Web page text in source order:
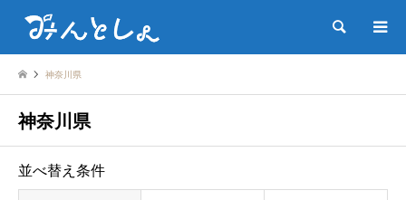
検索
神奈川県
神奈川県
並べ替え条件